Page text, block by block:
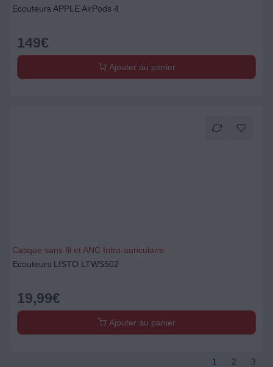
Ecouteurs APPLE AirPods 4
149€
Ajouter au panier
Casque sans fil et ANC Intra-auriculaire
Ecouteurs LISTO LTWS502
19,99€
Ajouter au panier
1 2 3